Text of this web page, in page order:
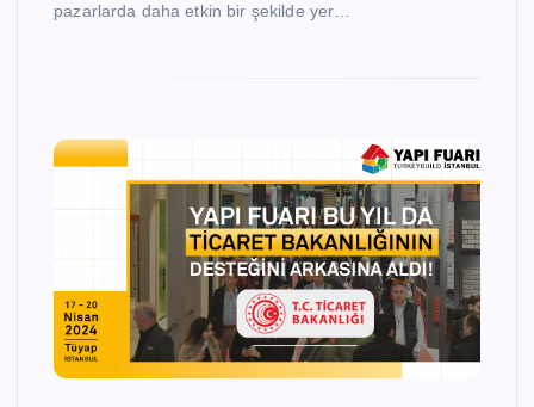
pazarlarda daha etkin bir şekilde yer…